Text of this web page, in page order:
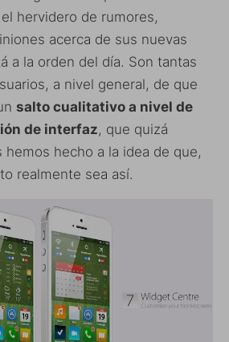
el hervidero de rumores,
acerca de sus nuevas
a la orden del día. Son tantas
a nivel general, de que
salto cualitativo a nivel de
de interfaz, que quizá
hecho a la idea de que,
realmente sea así.